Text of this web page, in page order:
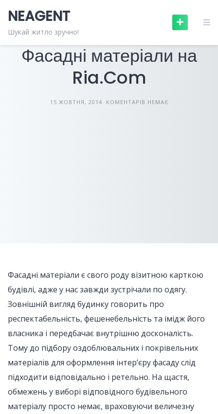
content
NEAGENT
Шукай житло зручно!БУДІВЕЛЬНІ МАТЕРІАЛИ
Фасадні матеріали на
Ria.Com
15 ЖОВТНЯ, 2014 КОМЕНТАРІВ НЕМАЄ
Фасадні матеріали є свого роду візитною карткою
будівлі, адже у нас завжди зустрічали по одягу.
Зовнішній вигляд будинку говорить про
респектабельність, фешенебельність та імідж його
власника і передбачає внутрішню досконалість.
Тому до підбору оздоблювальних і покрівельних
матеріалів для оформлення інтер’єру фасаду слід
підходити відповідально і ретельно. На щастя,
обмежень у виборі відповідного будівельного
матеріалу просто немає, враховуючи величезну